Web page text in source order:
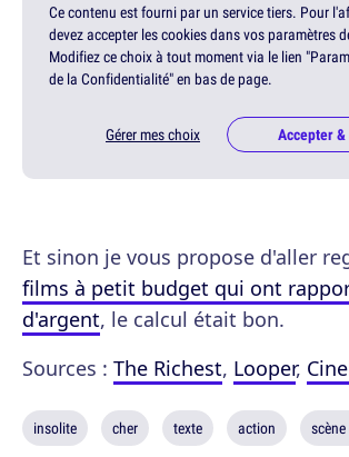
Ce contenu est fourni par un service tiers. Pour
devez accepter les cookies dans vos paramètres
Modifiez ce choix à tout moment via le lien
de la Confidentialité" en bas de page.
Gérer mes choix Accepter
Et sinon je vous propose d'aller
films à petit budget qui ont
d'argent, le calcul était bon.
Sources : The Richest, Looper,
insolite cher texte action